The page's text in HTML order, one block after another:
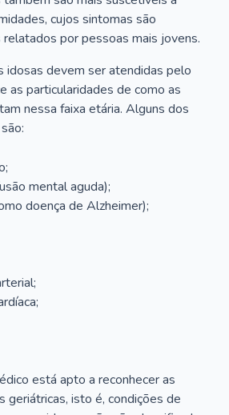
cujos sintomas são
por pessoas mais jovens.
idosas devem ser atendidas pelo
as particularidades de como as
nessa faixa etária. Alguns dos
mental aguda);
doença de Alzheimer);
está apto a reconhecer as
geriátricas, isto é, condições de